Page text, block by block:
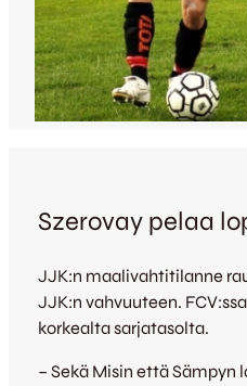
Szerovay pelaa
JJK:n maalivahtitilanne
JJK:n vahvuuteen.
korkealta sarjatasolta.
– Sekä Misin että